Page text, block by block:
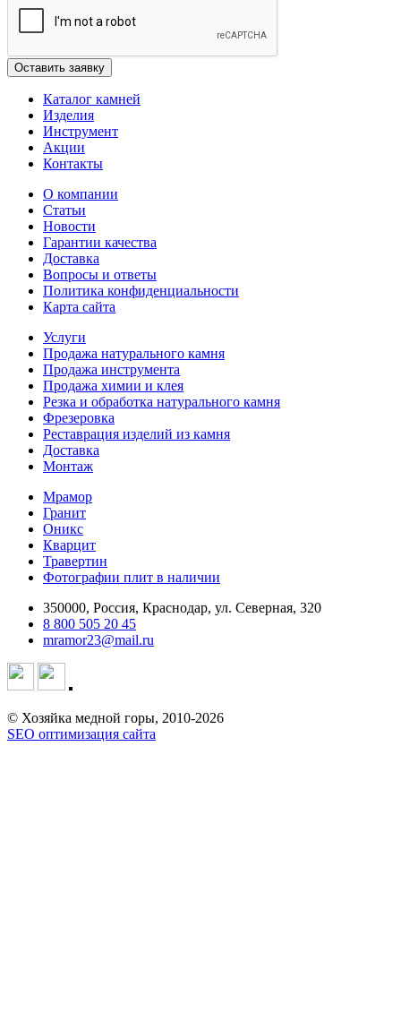
Каталог камней
Изделия
Инструмент
Акции
Контакты
О компании
Статьи
Новости
Гарантии качества
Доставка
Вопросы и ответы
Политика конфиденциальности
Карта сайта
Услуги
Продажа натурального камня
Продажа инструмента
Продажа химии и клея
Резка и обработка натурального камня
Фрезеровка
Реставрация изделий из камня
Доставка
Монтаж
Мрамор
Гранит
Оникс
Кварцит
Травертин
Фотографии плит в наличии
350000, Россия, Краснодар, ул. Северная, 320
8 800 505 20 45
mramor23@mail.ru
© Хозяйка медной горы, 2010-2026
SEO оптимизация сайта